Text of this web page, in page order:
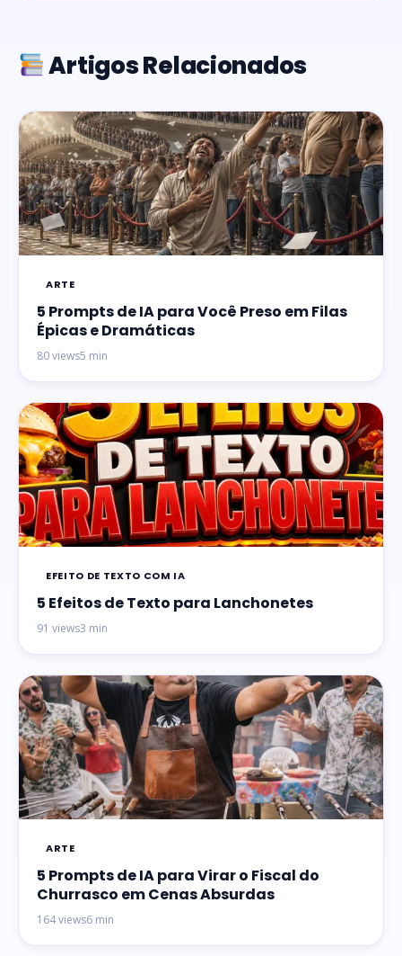
Artigos Relacionados
ARTE
5 Prompts de IA para Você Preso em Filas
Épicas e Dramáticas
80 views5 min
EFEITO DE TEXTO COM IA
5 Efeitos de Texto para Lanchonetes
91 views3 min
ARTE
5 Prompts de IA para Virar o Fiscal do
Churrasco em Cenas Absurdas
164 views6 min